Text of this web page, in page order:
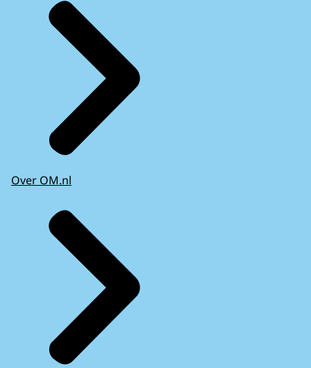
Over OM.nl